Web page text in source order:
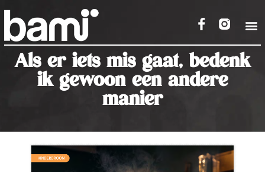
Als er iets mis gaat, bedenk
ik gewoon een andere
manier